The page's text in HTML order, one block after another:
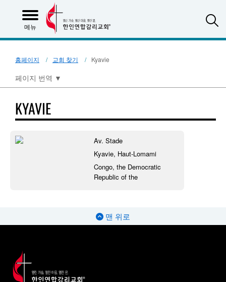
메뉴
홈페이지 교회 찾기 Kyavie
페이지 번역 ▼
KYAVIE
Av. Stade
Kyavie, Haut-Lomami
Congo, the Democratic
Republic of the
맨 위로